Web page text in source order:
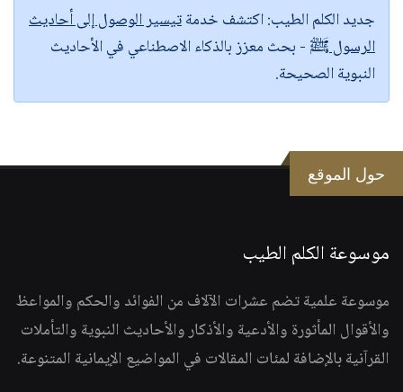
جديد الكلم الطيب:اكتشف خدمةتيسير الوصول إلى أحاديث
الرسول ﷺ - بحث معزز بالذكاء الاصطناعي في الأحاديث
النبوية الصحيحة.
حول الموقع
موسوعة الكلم الطيب
موسوعة علمية تضم عشرات الآلاف من الفوائد والحكم والمواعظ
والأقوال المأثورة والأدعية والأذكار والأحاديث النبوية والتأملات
القرآنية بالإضافة لمئات المقالات في المواضيع الإيمانية المتنوعة.